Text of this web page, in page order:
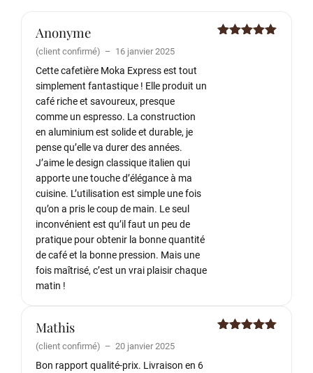
Anonyme
(client confirmé) – 16 janvier 2025
Cette cafetière Moka Express est tout
simplement fantastique ! Elle produit un
café riche et savoureux, presque
comme un espresso. La construction
en aluminium est solide et durable, je
pense qu’elle va durer des années.
J’aime le design classique italien qui
apporte une touche d’élégance à ma
cuisine. L’utilisation est simple une fois
qu’on a pris le coup de main. Le seul
inconvénient est qu’il faut un peu de
pratique pour obtenir la bonne quantité
de café et la bonne pression. Mais une
fois maîtrisé, c’est un vrai plaisir chaque
matin !
Mathis
(client confirmé) – 20 janvier 2025
Bon rapport qualité-prix. Livraison en 6